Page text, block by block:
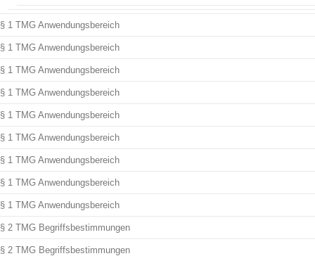
§ 1 TMG Anwendungsbereich
§ 1 TMG Anwendungsbereich
§ 1 TMG Anwendungsbereich
§ 1 TMG Anwendungsbereich
§ 1 TMG Anwendungsbereich
§ 1 TMG Anwendungsbereich
§ 1 TMG Anwendungsbereich
§ 1 TMG Anwendungsbereich
§ 1 TMG Anwendungsbereich
§ 2 TMG Begriffsbestimmungen
§ 2 TMG Begriffsbestimmungen